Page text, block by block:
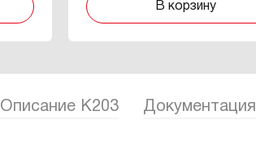
В корзину
Описание K203 Документация